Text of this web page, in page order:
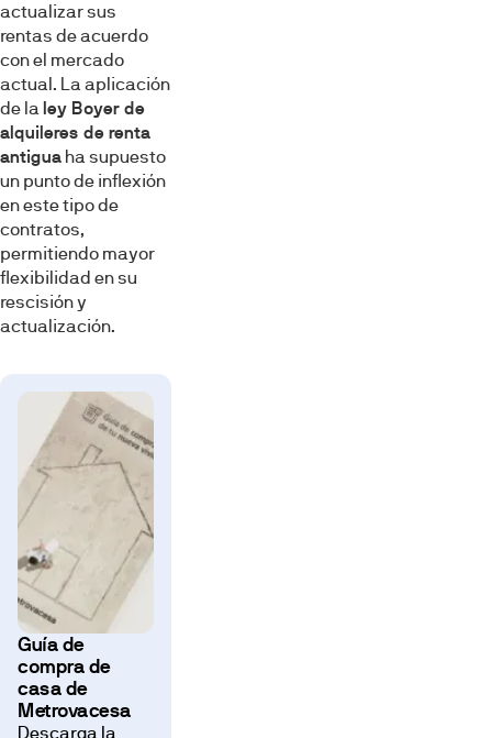
actualizar sus
rentas de acuerdo
con el mercado
actual. La aplicación
de la ley Boyer de
alquileres de renta
antigua ha supuesto
un punto de inflexión
en este tipo de
contratos,
permitiendo mayor
flexibilidad en su
rescisión y
actualización.
Guía de
compra de
casa de
Metrovacesa
Descarga la